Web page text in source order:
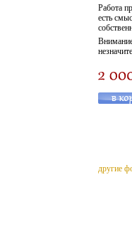
Работа
есть
другие